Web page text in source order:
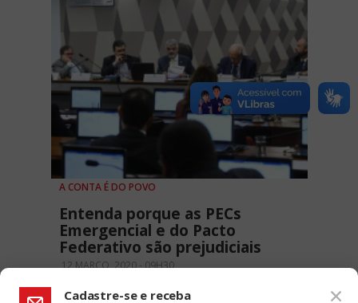
A CONTA É DO POVO
Entenda porque as PECs
Emergencial e do Pacto
Federativo são prejudiciais
12 MARÇO, 2020 - 09H30
Cadastre-se e receba